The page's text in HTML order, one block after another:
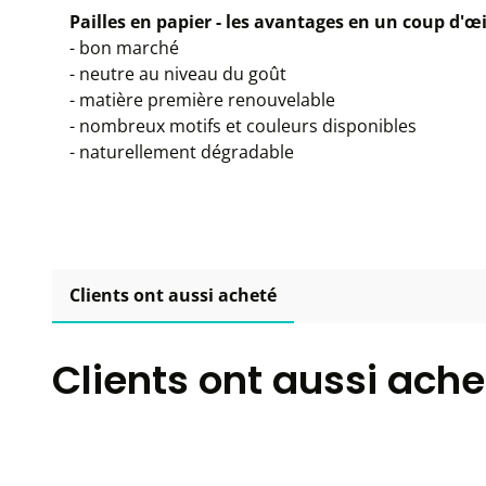
Pailles en papier - les avantages en un coup
- bon marché
- neutre au niveau du goût
- matière première renouvelable
- nombreux motifs et couleurs disponibles
- naturellement dégradable
Clients ont aussi acheté
Clients ont aussi